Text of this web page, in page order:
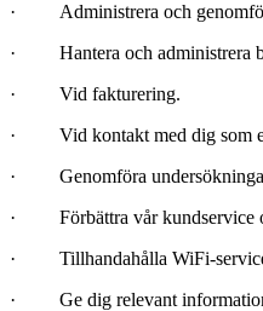
· Administrera och
· Hantera och administrera
· Vid fakturering.
· Vid kontakt med dig som
· Genomföra undersökningar
· Förbättra vår kundservice
· Tillhandahålla WiFi-
· Ge dig relevant information